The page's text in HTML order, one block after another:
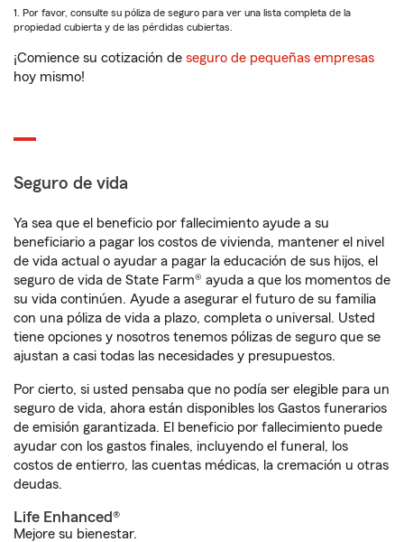
1. Por favor, consulte su póliza de seguro para ver una lista completa de la
propiedad cubierta y de las pérdidas cubiertas.
¡Comience su cotización de seguro de pequeñas empresas
hoy mismo!
Seguro de vida
Ya sea que el beneficio por fallecimiento ayude a su
beneficiario a pagar los costos de vivienda, mantener el nivel
de vida actual o ayudar a pagar la educación de sus hijos, el
seguro de vida de State Farm® ayuda a que los momentos de
su vida continúen. Ayude a asegurar el futuro de su familia
con una póliza de vida a plazo, completa o universal. Usted
tiene opciones y nosotros tenemos pólizas de seguro que se
ajustan a casi todas las necesidades y presupuestos.
Por cierto, si usted pensaba que no podía ser elegible para un
seguro de vida, ahora están disponibles los Gastos funerarios
de emisión garantizada. El beneficio por fallecimiento puede
ayudar con los gastos finales, incluyendo el funeral, los
costos de entierro, las cuentas médicas, la cremación u otras
deudas.
Life Enhanced®
Mejore su bienestar.